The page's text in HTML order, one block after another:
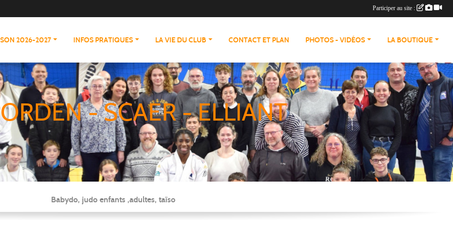
2026-2027 INFOS PRATIQUES LA VIE DU CLUB CONTACT ET PLAN PHOTOS - VIDÉOS LA BOUTIQUE
- SCAER - ELLIANT
Babydo, judo enfants ,adultes, taïso
Participer au site :